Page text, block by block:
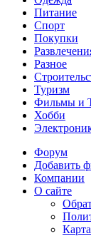
Питание
Спорт
Покупки
Разное
Туризм
Фильмы и
Хобби
Форум
Добавить
Компании
О сайте